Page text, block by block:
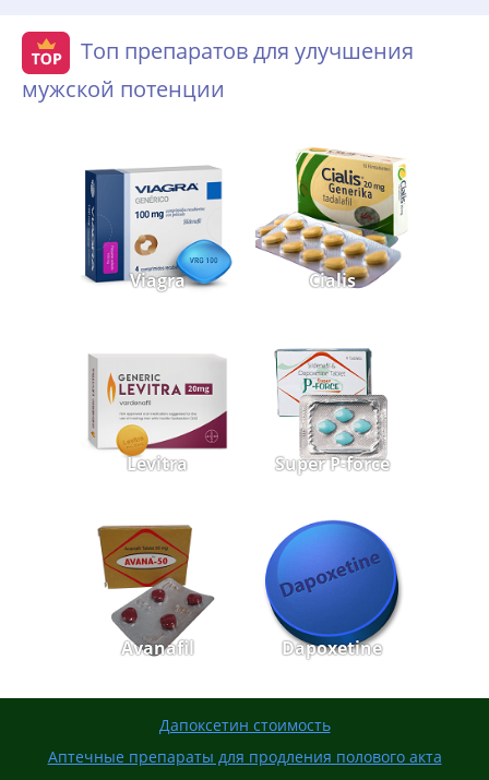
Топ препаратов для улучшения
мужской потенции
Viagra Cialis
Levitra Super P-force
Avanafil Dapoxetine
Дапоксетин стоимость
Аптечные препараты для продления полового акта